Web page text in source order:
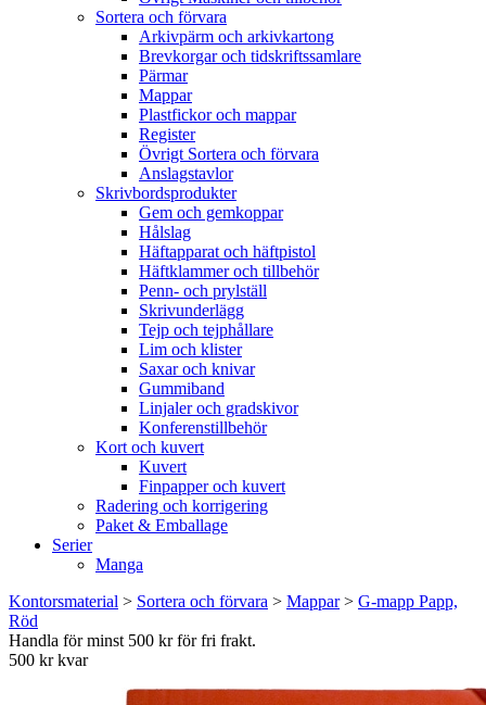
Sortera och förvara
Arkivpärm och arkivkartong
Brevkorgar och tidskriftssamlare
Pärmar
Mappar
Plastfickor och mappar
Register
Övrigt Sortera och förvara
Anslagstavlor
Skrivbordsprodukter
Gem och gemkoppar
Hålslag
Häftapparat och häftpistol
Häftklammer och tillbehör
Penn- och prylställ
Skrivunderlägg
Tejp och tejphållare
Lim och klister
Saxar och knivar
Gummiband
Linjaler och gradskivor
Konferenstillbehör
Kort och kuvert
Kuvert
Finpapper och kuvert
Radering och korrigering
Paket & Emballage
Serier
Manga
Kontorsmaterial > Sortera och förvara > Mappar> G-mapp Papp,
Röd
Handla för minst 500 kr för fri frakt.
500 kr kvar